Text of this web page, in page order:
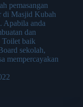
pemasangan
di Masjid Kubah
Apabila anda
dan
Toilet baik
sekolah,
mempercayakan